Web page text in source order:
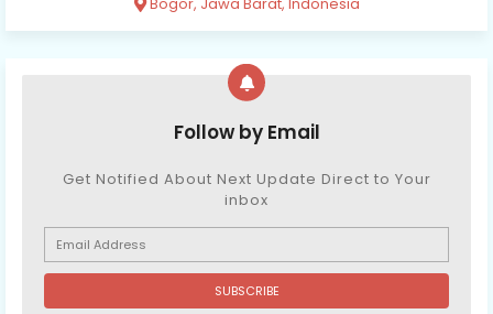
Follow by Email
Get Notified About Next Update Direct to Your
inbox